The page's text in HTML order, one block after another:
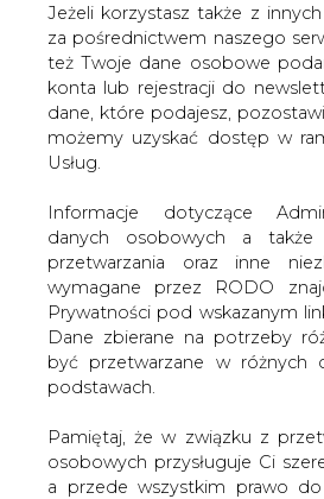
Jeżeli korzystasz także z
za pośrednictwem naszego
też Twoje dane osobowe
konta lub rejestracji do
dane, które podajesz,
możemy uzyskać dostęp w
Usług.
Informacje dotyczące
danych osobowych a
przetwarzania oraz inne
wymagane przez RODO
Prywatności pod wskazanym
Dane zbierane na potrzeby
być przetwarzane w różnych
podstawach.
Pamiętaj, że w związku z
osobowych przysługuje Ci
a przede wszystkim prawo
Strona główna
SERWIS
/ Fuzji nie będzie
2001-11-30 00:00
Fuzji nie będzie